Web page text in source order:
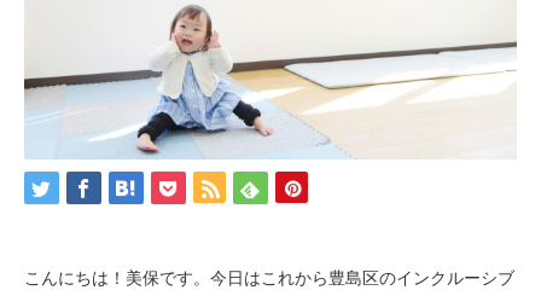
こんにちは！美保です。今日はこれから豊島区のインクルーシブ